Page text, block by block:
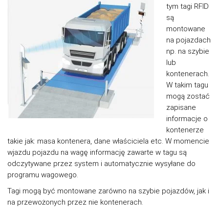
tym tagi RFID
są
montowane
na pojazdach
np. na szybie
lub
kontenerach.
W takim tagu
mogą zostać
zapisane
informacje o
kontenerze
takie jak: masa kontenera, dane właściciela etc. W momencie
wjazdu pojazdu na wagę informację zawarte w tagu są
odczytywane przez system i automatycznie wysyłane do
programu wagowego.
Tagi mogą być montowane zarówno na szybie pojazdów, jak i
na przewożonych przez nie kontenerach.